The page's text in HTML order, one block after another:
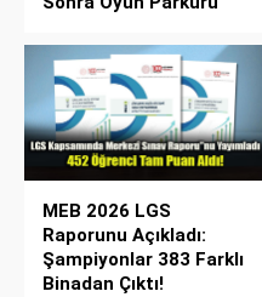
MEB 2026 LGS
Raporunu Açıkladı:
Şampiyonlar 383 Farklı
Binadan Çıktı!